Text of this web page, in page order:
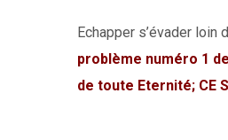
Echapper s’évader loin
problème numéro 1
de toute Eternité; CE